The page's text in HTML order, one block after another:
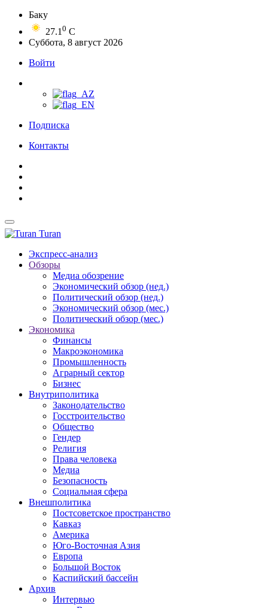
Баку
27.1 0 C
Суббота, 8 август 2026
Войти
Подписка
Контакты
Turan
Экспресс-анализ
Обзоры
Медиа обозрение
Экономический обзор (нед.)
Политический обзор (нед.)
Экономический обзор (мес.)
Политический обзор (мес.)
Экономика
Финансы
Макроэкономика
Промышленность
Аграрный сектор
Бизнес
Внутриполитика
Законодательство
Госстроительство
Общество
Гендер
Религия
Права человека
Медиа
Безопасность
Социальная сфера
Внешполитика
Постсоветское пространство
Кавказ
Америка
Юго-Восточная Азия
Европа
Большой Восток
Каспийский бассейн
Архив
Интервью